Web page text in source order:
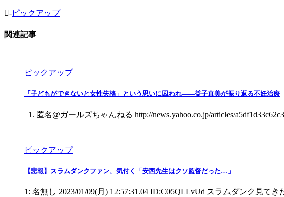
-ピックアップ
関連記事
ピックアップ
「子どもができないと女性失格」という思いに囚われ――益子直美が振り返る不妊治療
1. 匿名@ガールズちゃんねる http://news.yahoo.co.jp/articles/
ピックアップ
【悲報】スラムダンクファン、気付く「安西先生はクソ監督だった…」
1: 名無し 2023/01/09(月) 12:57:31.04 ID:C05QLLvUd スラムダンク見